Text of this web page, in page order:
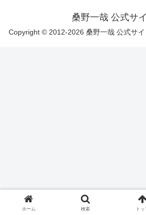
桑野一哉 公式サ
Copyright © 2012-2026 桑野一哉 公式サ
ホーム 検索 トッ